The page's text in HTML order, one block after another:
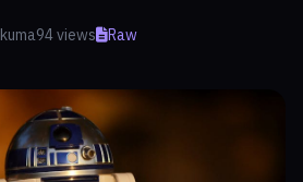
94 views Raw